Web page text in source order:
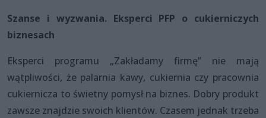
Szanse i wyzwania. Eksperci PFP o cukierniczych
biznesach
Eksperci programu „Zakładamy firmę” nie mają
wątpliwości, że palarnia kawy, cukiernia czy pracownia
cukiernicza to świetny pomysł na biznes. Dobry produkt
zawsze znajdzie swoich klientów. Czasem jednak trzeba